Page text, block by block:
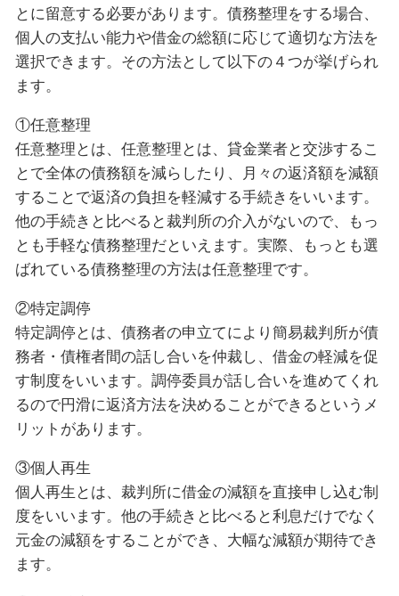
とに留意する必要があります。債務整理をする場合、
個人の支払い能力や借金の総額に応じて適切な方法を
選択できます。その方法として以下の４つが挙げられ
ます。
①任意整理
任意整理とは、任意整理とは、貸金業者と交渉するこ
とで全体の債務額を減らしたり、月々の返済額を減額
することで返済の負担を軽減する手続きをいいます。
他の手続きと比べると裁判所の介入がないので、もっ
とも手軽な債務整理だといえます。実際、もっとも選
ばれている債務整理の方法は任意整理です。
②特定調停
特定調停とは、債務者の申立てにより簡易裁判所が債
務者・債権者間の話し合いを仲裁し、借金の軽減を促
す制度をいいます。調停委員が話し合いを進めてくれ
るので円滑に返済方法を決めることができるというメ
リットがあります。
③個人再生
個人再生とは、裁判所に借金の減額を直接申し込む制
度をいいます。他の手続きと比べると利息だけでなく
元金の減額をすることができ、大幅な減額が期待でき
ます。